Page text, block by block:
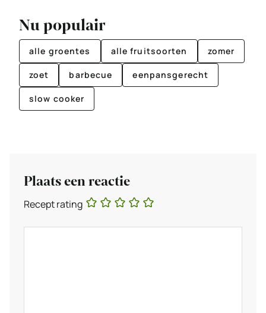
Nu populair
alle groentes alle fruitsoorten zomer
zoet barbecue eenpansgerecht
slow cooker
Plaats een reactie
Recept rating